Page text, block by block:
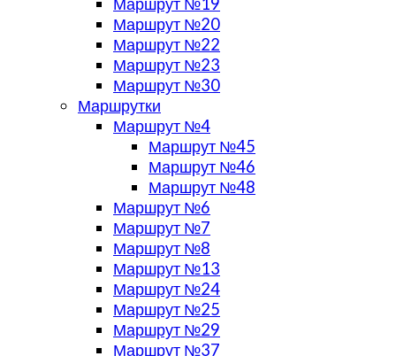
Маршрут №20
Маршрут №22
Маршрут №23
Маршрут №30
Маршрутки
Маршрут №4
Маршрут №45
Маршрут №46
Маршрут №48
Маршрут №6
Маршрут №7
Маршрут №8
Маршрут №13
Маршрут №24
Маршрут №25
Маршрут №29
Маршрут №37